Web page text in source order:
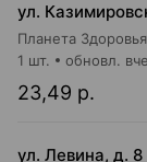
ул.
23,49 р.
1 шт. обновл.
ул. Левина, д.